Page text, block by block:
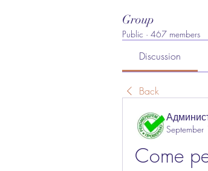
Group
Public · 467 members
Discussion
Back
Come